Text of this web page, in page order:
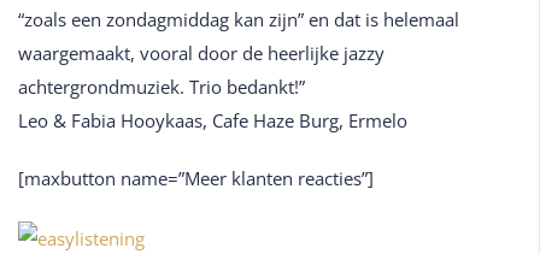
“zoals een zondagmiddag kan zijn” en dat is helemaal
waargemaakt, vooral door de heerlijke jazzy
achtergrondmuziek. Trio bedankt!”
Leo & Fabia Hooykaas, Cafe Haze Burg, Ermelo
[maxbutton name=”Meer klanten reacties”]